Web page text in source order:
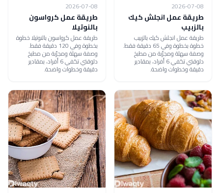
2026-07-08
طريقة عمل انجلش كيك
بالزبيب
طريقة عمل انجلش كيك بالزبيب
خطوة بخطوة وفي 65 دقيقة فقط.
وصفة سهلة ومجرّبة من مطبخ
دلوقتي تكفي 6 أفراد، بمقادير
دقيقة وخطوات واضحة.
2026-07-08
طريقة عمل كرواسون
بالنوتيلا
طريقة عمل كرواسون بالنوتيلا خطوة
بخطوة وفي 120 دقيقة فقط.
وصفة سهلة ومجرّبة من مطبخ
دلوقتي تكفي 6 أفراد، بمقادير
دقيقة وخطوات واضحة.